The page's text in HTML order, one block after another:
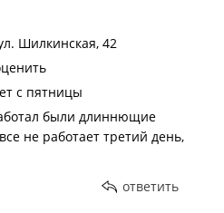
Шилкинская, 42
с пятницы
были длиннющие
не работает третий день,
ответить